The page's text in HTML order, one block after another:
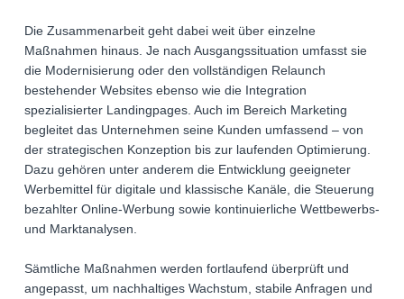
Die Zusammenarbeit geht dabei weit über einzelne
Maßnahmen hinaus. Je nach Ausgangssituation umfasst sie
die Modernisierung oder den vollständigen Relaunch
bestehender Websites ebenso wie die Integration
spezialisierter Landingpages. Auch im Bereich Marketing
begleitet das Unternehmen seine Kunden umfassend – von
der strategischen Konzeption bis zur laufenden Optimierung.
Dazu gehören unter anderem die Entwicklung geeigneter
Werbemittel für digitale und klassische Kanäle, die Steuerung
bezahlter Online-Werbung sowie kontinuierliche Wettbewerbs-
und Marktanalysen.
Sämtliche Maßnahmen werden fortlaufend überprüft und
angepasst, um nachhaltiges Wachstum, stabile Anfragen und